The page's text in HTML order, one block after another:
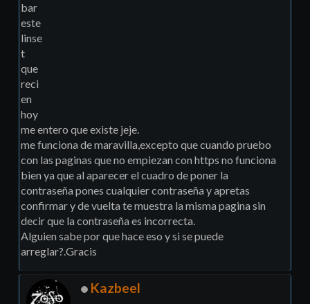
bar
este
linse
t
que
reci
en
hoy
me entero que existe jeje.
me funciona de maravilla,excepto que cuando pruebo
con las paginas que no empiezan con https no funciona
bien ya que al aparecer el cuadro de poner la
contraseña pones cualquier contraseña y apretas
confirmar y de vuelta te muestra la misma pagina sin
decir que la contraseña es incorrecta.
Alguien sabe por que hace eso y si se puede
arreglar?.Gracis
Kazbeel